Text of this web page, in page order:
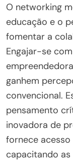
O networking
educação e o
fomentar a
Engajar-se
ganhem
convencional.
pensamento
inovadora de
fornece
capacitando